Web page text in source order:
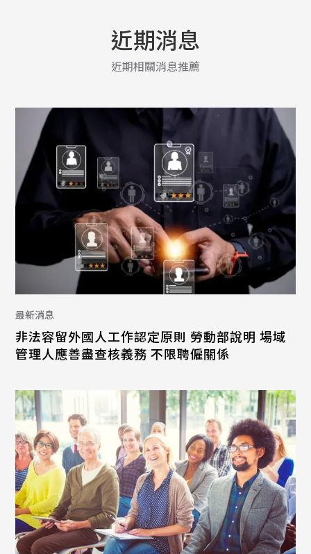
近期消息
近期相關消息推薦
最新消息
非法容留外國人工作認定原則 勞動部說明 場域
管理人應善盡查核義務 不限聘僱關係